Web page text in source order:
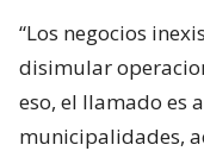
“Los negocios
disimular
eso, el llamado es
municipalidades,